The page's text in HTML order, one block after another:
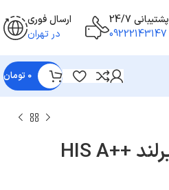
پشتیبانی 24/7
09222143147
ارسال فوری
در تهران
0 تومان
شارژر سه پین 20W اپل BA سفارش ایرلند ++HIS A